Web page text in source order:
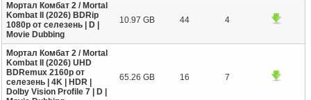
Мортал Комбат 2 / Mortal
Kombat II (2026) BDRip
1080p от селезень | D |
Movie Dubbing
10.97 GB 44 4
Мортал Комбат 2 / Mortal
Kombat II (2026) UHD
BDRemux 2160p от
селезень | 4K | HDR |
Dolby Vision Profile 7 | D |
65.26 GB 16 7